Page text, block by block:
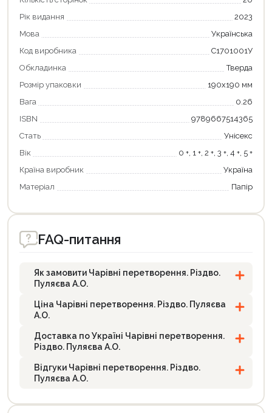
Рік видання
2023
Мова
Українська
Код виробника
С1701001У
Обкладинка
Тверда
Розмір упаковки
190х190 мм
Вага
0.26
ISBN
9789667514365
Стать
Унісекс
Вік
0 +, 1 +, 2 +, 3 +, 4 +, 5 +
Країна виробник
Україна
Матеріал
Папір
FAQ-питання
Як замовити Чарівні перетворення. Різдво.
Пуляєва А.О.
Ціна Чарівні перетворення. Різдво. Пуляєва
А.О.
Доставка по Україні Чарівні перетворення.
Різдво. Пуляєва А.О.
Відгуки Чарівні перетворення. Різдво.
Пуляєва А.О.
Оформити замовлення